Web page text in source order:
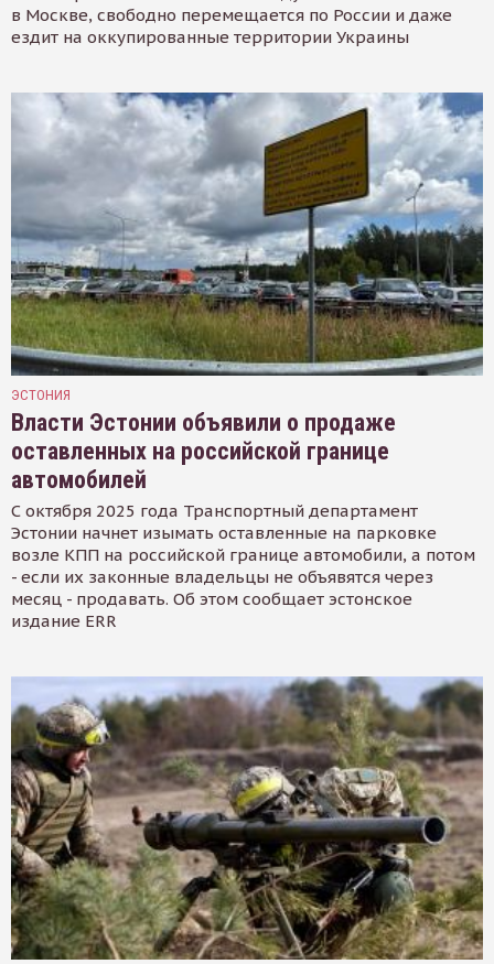
в Москве, свободно перемещается по России и даже
ездит на оккупированные территории Украины
ЭСТОНИЯ
Власти Эстонии объявили о продаже
оставленных на российской границе
автомобилей
С октября 2025 года Транспортный департамент
Эстонии начнет изымать оставленные на парковке
возле КПП на российской границе автомобили, а потом
- если их законные владельцы не объявятся через
месяц - продавать. Об этом сообщает эстонское
издание ERR